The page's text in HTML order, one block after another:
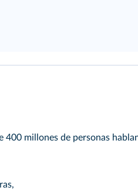
400 millones de personas